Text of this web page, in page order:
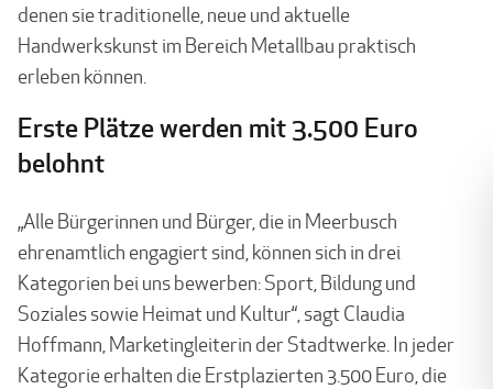
denen sie traditionelle, neue und aktuelle
Handwerkskunst im Bereich Metallbau praktisch
erleben können.
Erste Plätze werden mit 3.500 Euro
belohnt
„Alle Bürgerinnen und Bürger, die in Meerbusch
ehrenamtlich engagiert sind, können sich in drei
Kategorien bei uns bewerben: Sport, Bildung und
Soziales sowie Heimat und Kultur“, sagt Claudia
Hoffmann, Marketingleiterin der Stadtwerke. In jeder
Kategorie erhalten die Erstplazierten 3.500 Euro, die